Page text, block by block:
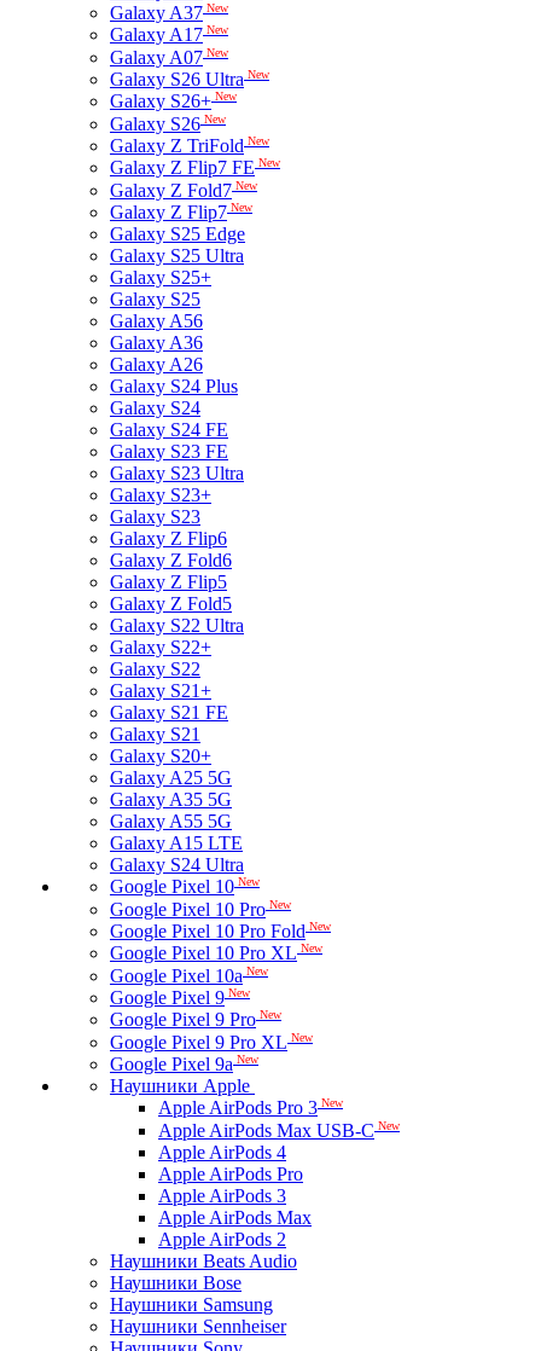
Galaxy A37 New
Galaxy A17 New
Galaxy A07 New
Galaxy S26 Ultra New
Galaxy S26+ New
Galaxy S26 New
Galaxy Z TriFold New
Galaxy Z Flip7 FE New
Galaxy Z Fold7 New
Galaxy Z Flip7 New
Galaxy S25 Edge
Galaxy S25 Ultra
Galaxy S25+
Galaxy S25
Galaxy A56
Galaxy A36
Galaxy A26
Galaxy S24 Plus
Galaxy S24
Galaxy S24 FE
Galaxy S23 FE
Galaxy S23 Ultra
Galaxy S23+
Galaxy S23
Galaxy Z Flip6
Galaxy Z Fold6
Galaxy Z Flip5
Galaxy Z Fold5
Galaxy S22 Ultra
Galaxy S22+
Galaxy S22
Galaxy S21+
Galaxy S21 FE
Galaxy S21
Galaxy S20+
Galaxy A25 5G
Galaxy A35 5G
Galaxy A55 5G
Galaxy A15 LTE
Galaxy S24 Ultra
Google Pixel 10 New
Google Pixel 10 Pro New
Google Pixel 10 Pro Fold New
Google Pixel 10 Pro XL New
Google Pixel 10a New
Google Pixel 9 New
Google Pixel 9 Pro New
Google Pixel 9 Pro XL New
Google Pixel 9a New
Наушники Apple
Apple AirPods Pro 3 New
Apple AirPods Max USB-C New
Apple AirPods 4
Apple AirPods Pro
Apple AirPods 3
Apple AirPods Max
Apple AirPods 2
Наушники Beats Audio
Наушники Bose
Наушники Samsung
Наушники Sennheiser